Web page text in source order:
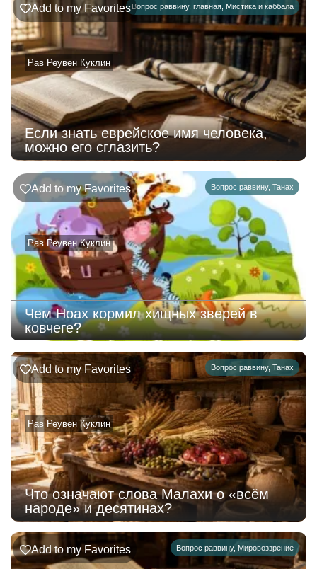
Вопрос раввину, главная Мистика и каббала
Рав Реувен Куклин
Add to my Favorites
Если знать еврейское имя человека,
можно его сглазить?
Вопрос раввину, Танах
Рав Реувен Куклин
Add to my Favorites
Чем Ноах кормил хищных зверей в
ковчеге?
Вопрос раввину, Танах
Рав Реувен Куклин
Add to my Favorites
Что означают слова Малахи о «всём
народе» и десятинах?
Вопрос раввину, Мировоззрение
Add to my Favorites